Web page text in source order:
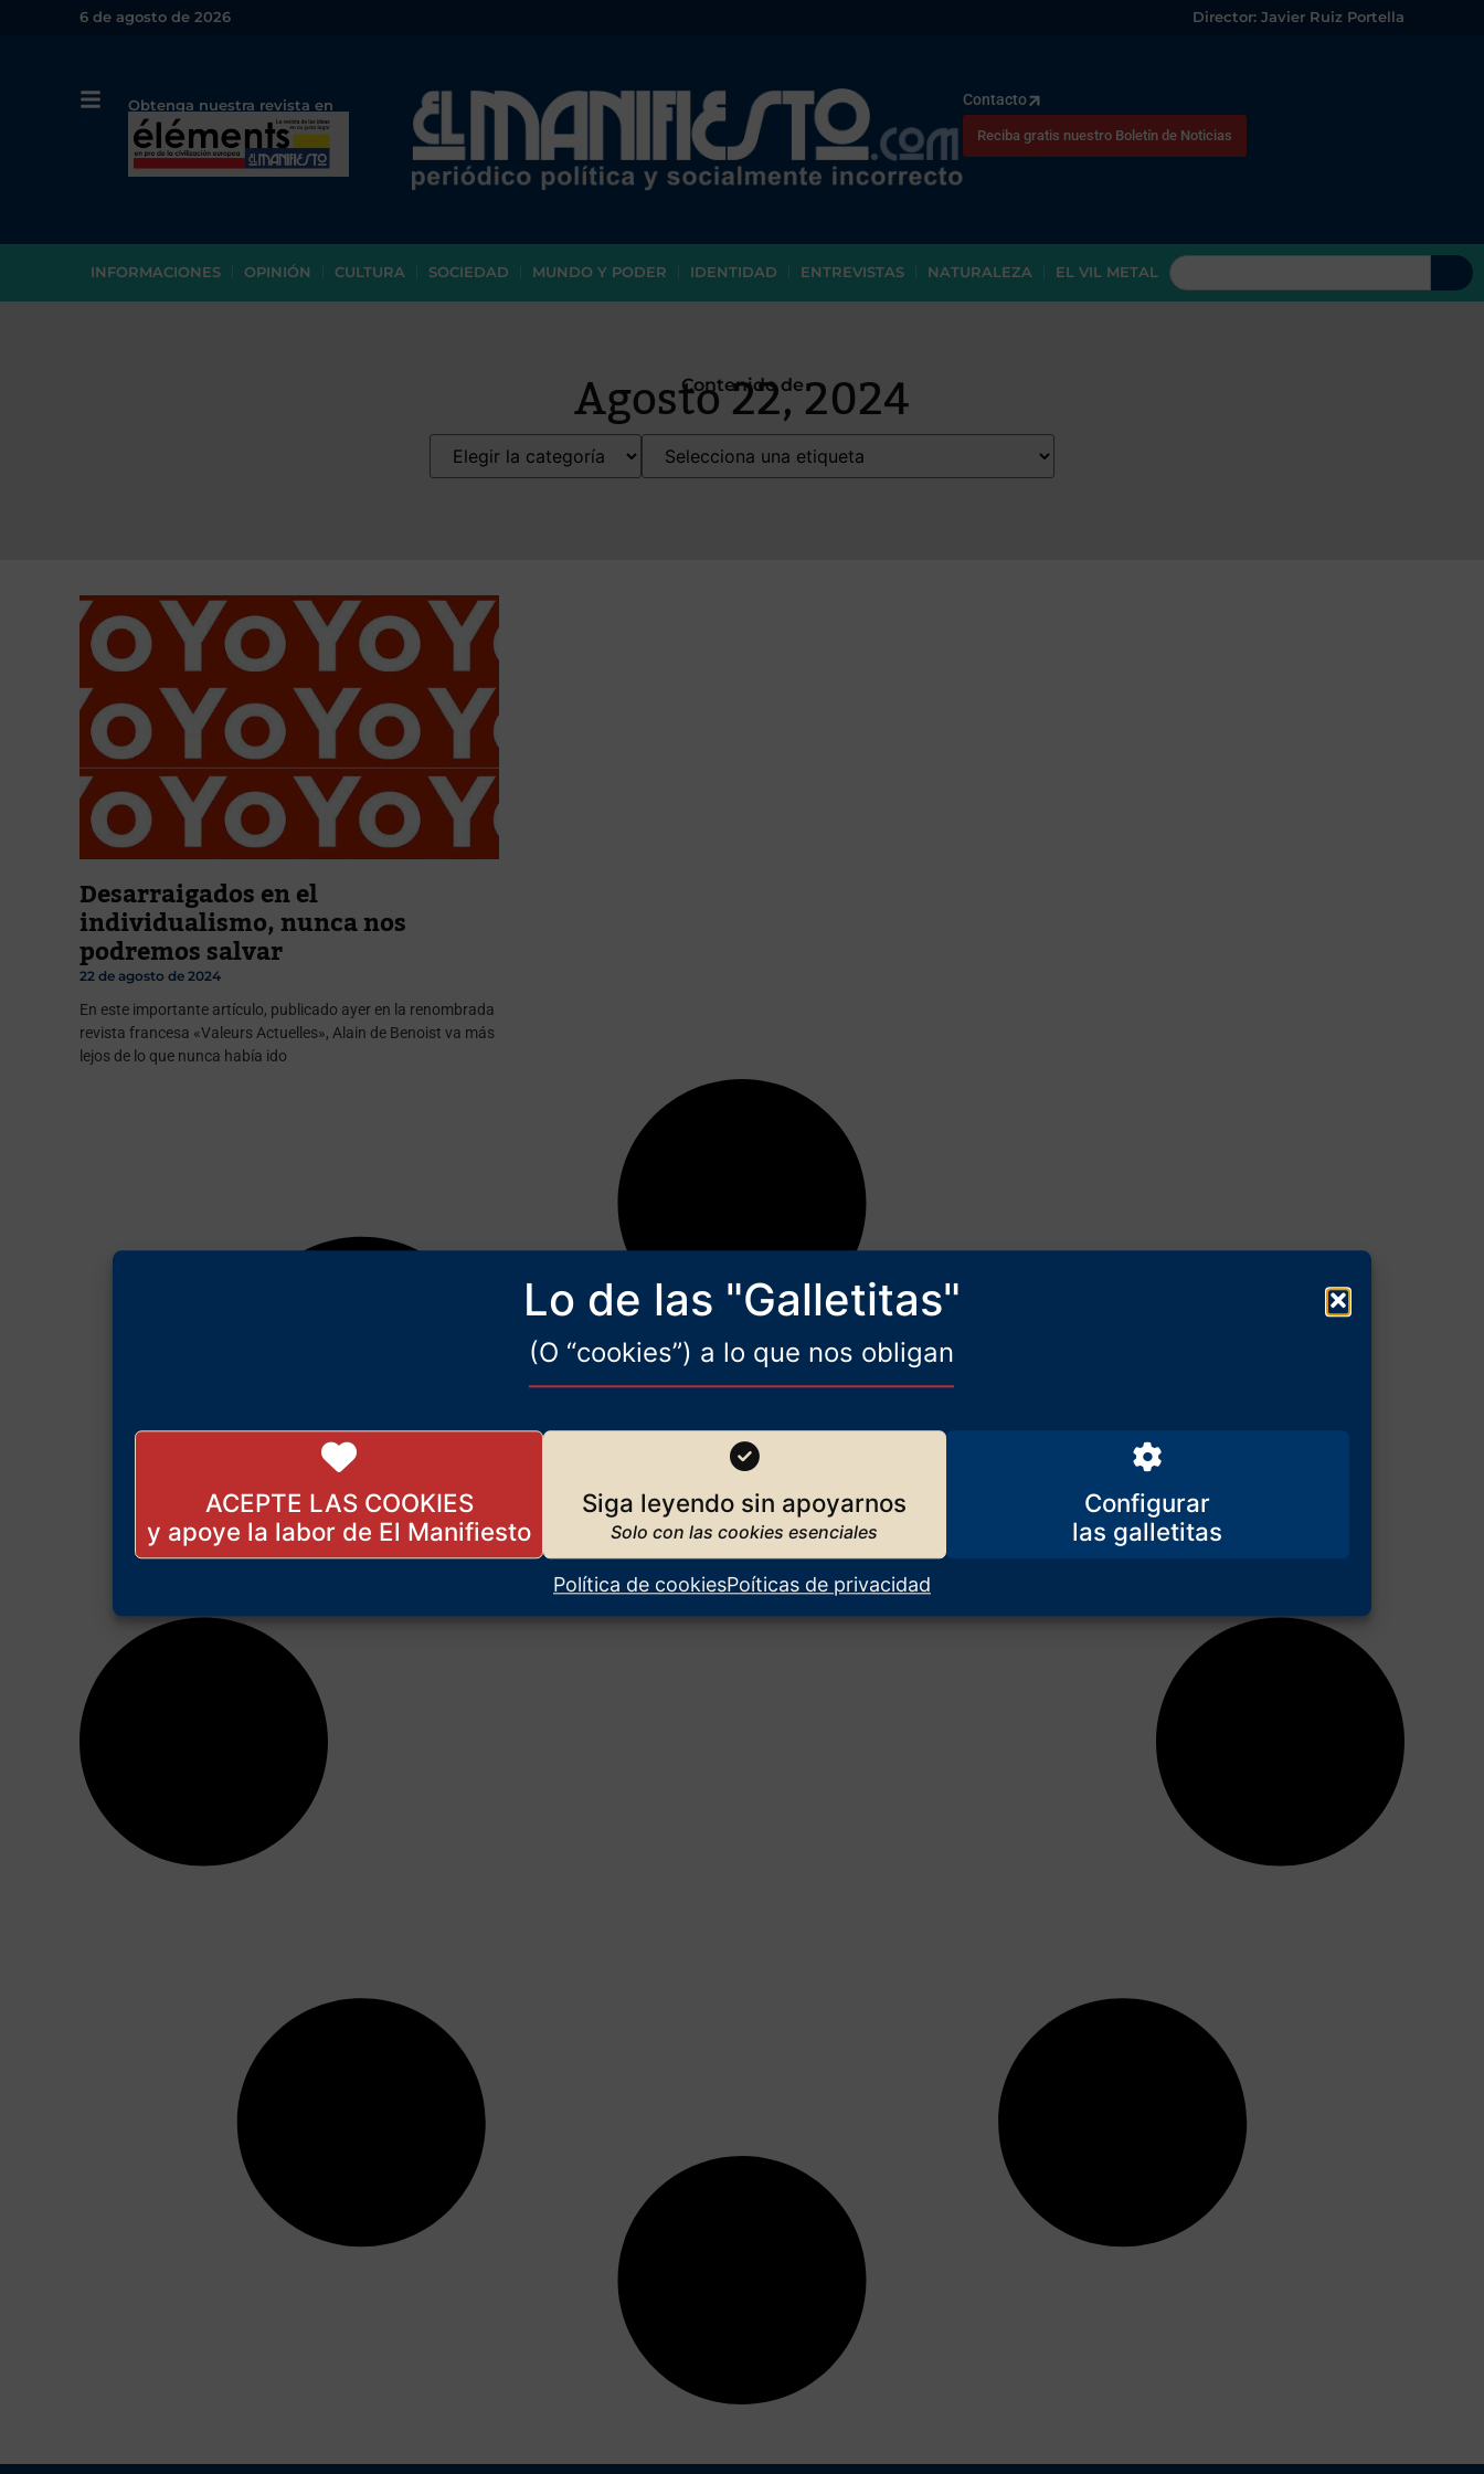
Lo de las "Galletitas"
(O “cookies”) a lo que nos obligan
ACEPTE LAS COOKIES Siga leyendo sin apoyarnos Configurar
Política de cookiesPoíticas de privacidad
6 de agosto de 2026 Director: Javier Ruiz Portella
Obtenga nuestra revista en
papel o en PDF
Contacto
Reciba gratis nuestro Boletín de Noticias
INFORMACIONES OPINIÓN CULTURA SOCIEDAD MUNDO Y PODER IDENTIDAD ENTREVISTAS NATURALEZA EL VIL METAL
Contenido de
Agosto 22, 2024
Desarraigados en el
individualismo, nunca nos
podremos salvar
22 de agosto de 2024
En este importante artículo, publicado ayer en la renombrada
revista francesa «Valeurs Actuelles», Alain de Benoist va más
lejos de lo que nunca había ido